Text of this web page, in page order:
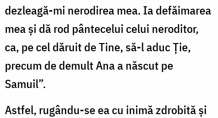
dezleagă-mi nerodirea mea. Ia defăimarea
mea și dă rod pântecelui celui neroditor,
ca, pe cel dăruit de Tine, să-l aduc Ție,
precum de demult Ana a născut pe
Samuil”.
Astfel, rugându-se ea cu inimă zdrobită și